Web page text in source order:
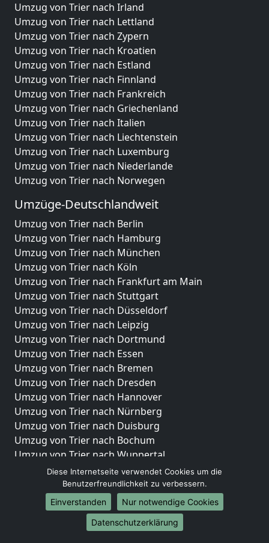
Umzug von Trier nach Irland
Umzug von Trier nach Lettland
Umzug von Trier nach Zypern
Umzug von Trier nach Kroatien
Umzug von Trier nach Estland
Umzug von Trier nach Finnland
Umzug von Trier nach Frankreich
Umzug von Trier nach Griechenland
Umzug von Trier nach Italien
Umzug von Trier nach Liechtenstein
Umzug von Trier nach Luxemburg
Umzug von Trier nach Niederlande
Umzug von Trier nach Norwegen
Umzüge-Deutschlandweit
Umzug von Trier nach Berlin
Umzug von Trier nach Hamburg
Umzug von Trier nach München
Umzug von Trier nach Köln
Umzug von Trier nach Frankfurt am Main
Umzug von Trier nach Stuttgart
Umzug von Trier nach Düsseldorf
Umzug von Trier nach Leipzig
Umzug von Trier nach Dortmund
Umzug von Trier nach Essen
Umzug von Trier nach Bremen
Umzug von Trier nach Dresden
Umzug von Trier nach Hannover
Umzug von Trier nach Nürnberg
Umzug von Trier nach Duisburg
Umzug von Trier nach Bochum
Umzug von Trier nach Wuppertal
Umzug von Trier nach Bielefeld
Umzug von Trier nach Bonn
Umzug von Trier nach Münster
Internationale-Umzüge
Diese Internetseite verwendet Cookies um die
Benutzerfreundlichkeit zu verbessern.
Einverstanden
Nur notwendige Cookies
Datenschutzerklärung